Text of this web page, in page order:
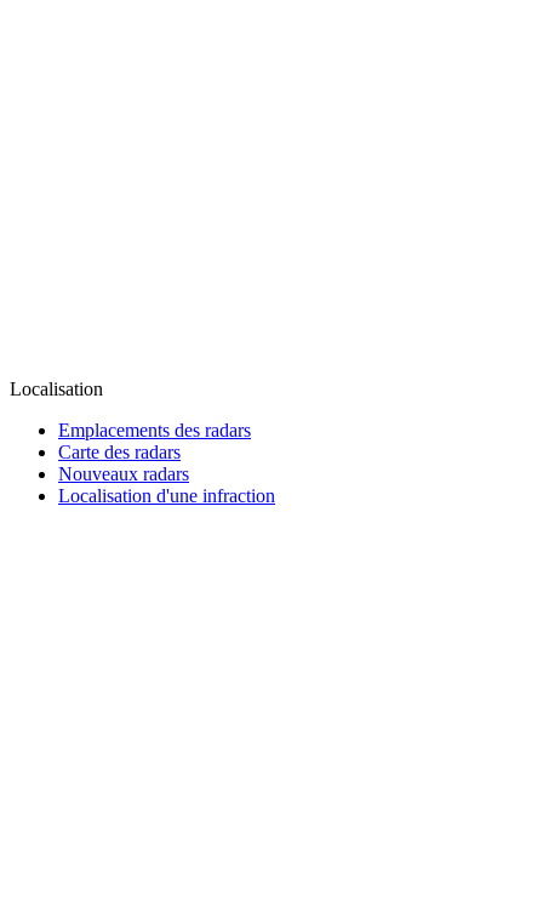
Localisation
Emplacements des radars
Carte des radars
Nouveaux radars
Localisation d'une infraction